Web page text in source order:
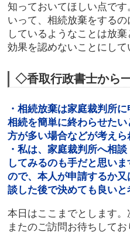
知っておいてほしい点で
いって、相続放棄をする
しているようなことは放
効果を認めないことにして
◇香取行政書士から
・相続放棄は家庭裁判所
相続を簡単に終わらせた
方が多い場合などが考えら
・私は、家庭裁判所へ相
してみるのも手だと思い
ので、本人が申請するか
談した後で決めても良いと
本日はここまでとします。
またのご訪問お待ちしてお